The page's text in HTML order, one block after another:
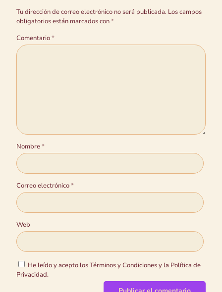
Tu dirección de correo electrónico no será publicada. Los campos
obligatorios están marcados con*
Comentario*
Nombre*
Correo electrónico*
Web
He leído y acepto los Términos y Condiciones y la Política de
Privacidad.